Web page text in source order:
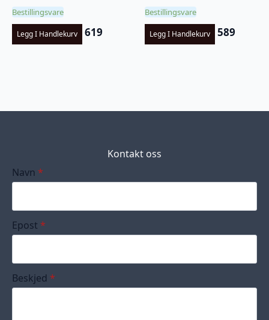
Bestillingsvare
Legg I Handlekurv 619
Bestillingsvare
Legg I Handlekurv 589
Kontakt oss
Navn *
Epost *
Beskjed *